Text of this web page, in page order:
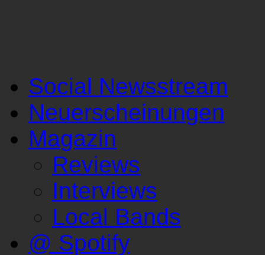
Social Newsstream
Neuerscheinungen
Magazin
Reviews
Interviews
Local Bands
@ Spotify